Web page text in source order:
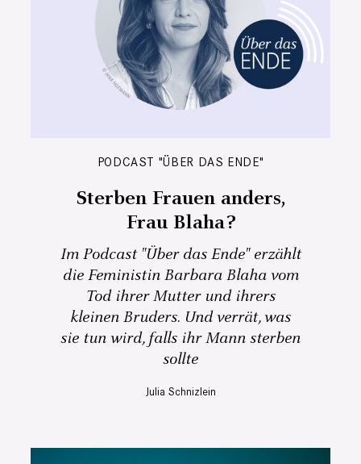
PODCAST "ÜBER DAS ENDE"
Sterben Frauen anders,
Frau Blaha?
Im Podcast "Über das Ende" erzählt
die Feministin Barbara Blaha vom
Tod ihrer Mutter und ihrers
kleinen Bruders. Und verrät, was
sie tun wird, falls ihr Mann sterben
sollte
Julia Schnizlein